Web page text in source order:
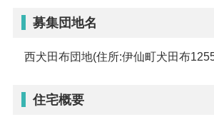
募集団地名
西犬田布団地(住所:伊仙町犬田布
住宅概要